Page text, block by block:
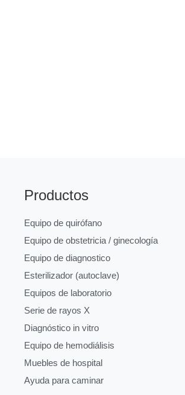
Productos
Equipo de quirófano
Equipo de obstetricia / ginecología
Equipo de diagnostico
Esterilizador (autoclave)
Equipos de laboratorio
Serie de rayos X
Diagnóstico in vitro
Equipo de hemodiálisis
Muebles de hospital
Ayuda para caminar